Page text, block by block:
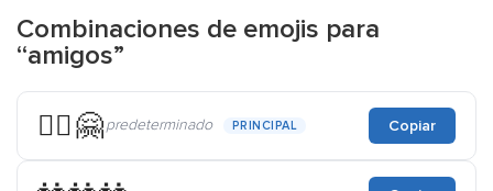
Combinaciones de emojis para
“amigos”
👯‍♀️🤗predeterminado PRINCIPAL Copiar